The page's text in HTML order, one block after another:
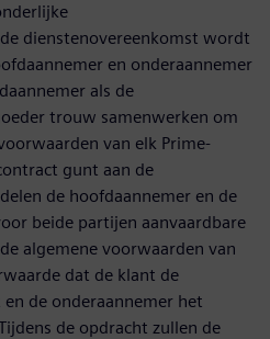
dienstenovereenkomst wordt
en onderaannemer
als de
trouw samenwerken om
van elk Prime-
gunt aan de
de hoofdaannemer en de
beide partijen aanvaardbare
algemene voorwaarden van
dat de klant de
de onderaannemer het
de opdracht zullen de